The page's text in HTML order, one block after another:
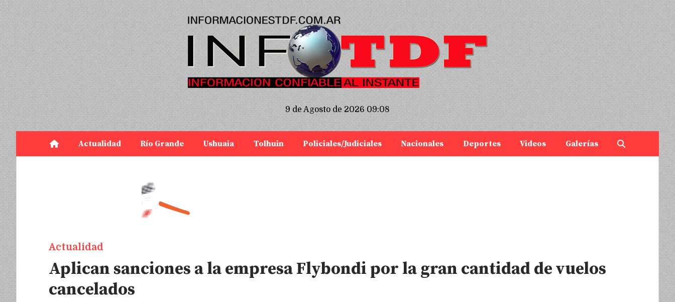
9 de Agosto de 2026 09:08
Actualidad Río Grande Ushuaia Tolhuin Policiales/Judiciales Nacionales Deportes Videos Galerías
Aplican sanciones a la empresa Flybondi por la gran cantidad de vuelos
cancelados
Actualidad